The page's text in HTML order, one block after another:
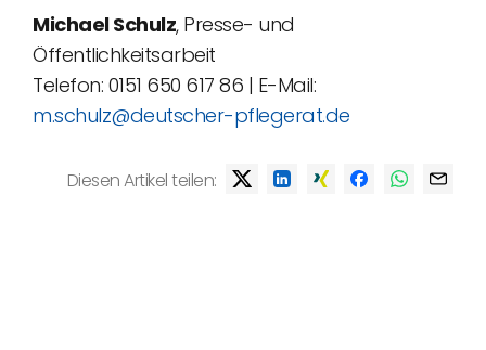
Michael Schulz, Presse- und
Öffentlichkeitsarbeit
Telefon: 0151 650 617 86 | E-Mail:
m.schulz@deutscher-pflegerat.de
Diesen Artikel teilen: